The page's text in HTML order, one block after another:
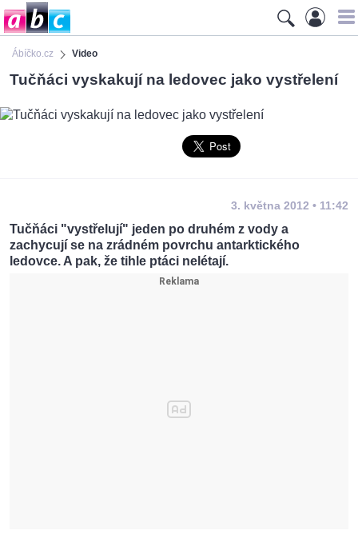
Ábíčko.cz Video
Tučňáci vyskakují na ledovec jako vystřelení
3. května 2012 • 11:42
Tučňáci "vystřelují" jeden po druhém z vody a
zachycují se na zrádném povrchu antarktického
ledovce. A pak, že tihle ptáci nelétají.